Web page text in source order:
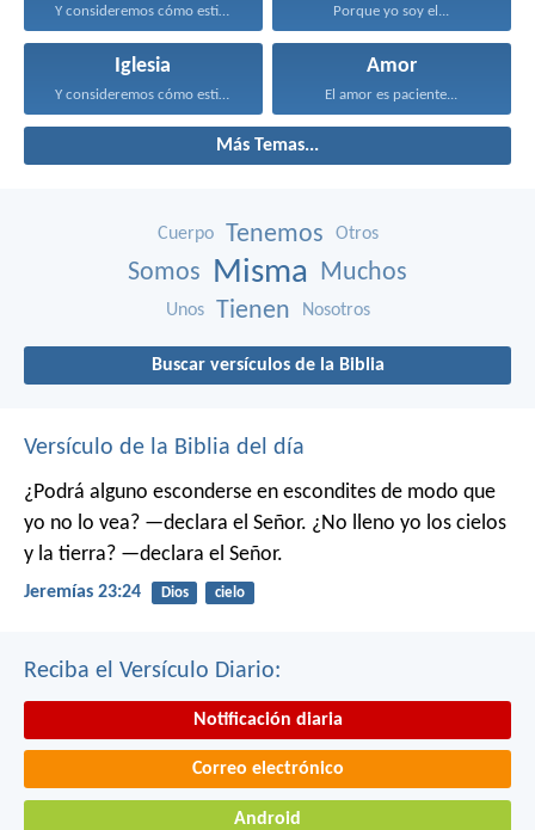
Y consideremos cómo estimularnos... Porque yo soy el...
Iglesia
Y consideremos cómo estimularnos...
Amor
El amor es paciente...
Más Temas...
Cuerpo Tenemos Otros
Somos Misma Muchos
Unos Tienen Nosotros
Buscar versículos de la Biblia
Versículo de la Biblia del día
¿Podrá alguno esconderse en escondites de modo que
yo no lo vea? —declara el Señor. ¿No lleno yo los cielos
y la tierra? —declara el Señor.
Jeremías 23:24 Dios cielo
Reciba el Versículo Diario:
Notificación diaria
Correo electrónico
Android